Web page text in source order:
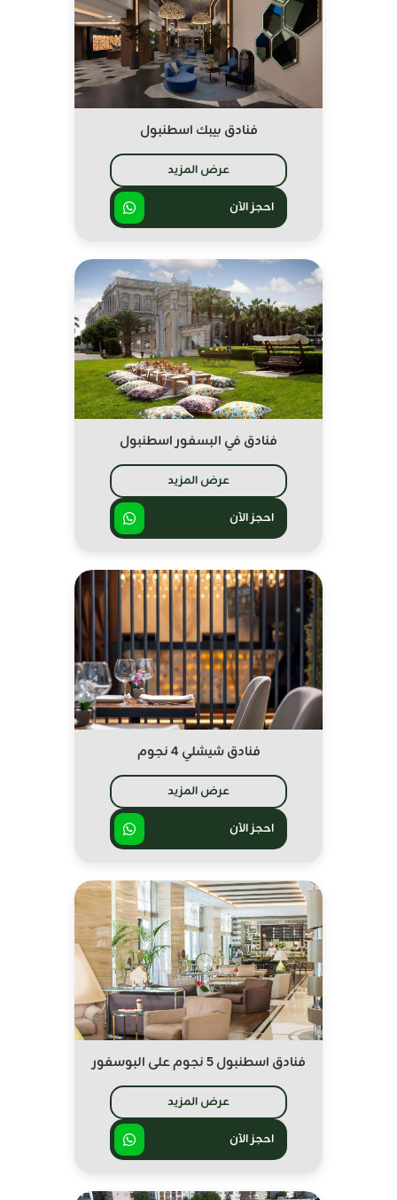
فنادق بيبك اسطنبول
عرض المزيد
احجز الآن
فنادق في البسفور اسطنبول
عرض المزيد
احجز الآن
فنادق شيشلي 4 نجوم
عرض المزيد
احجز الآن
فنادق اسطنبول 5 نجوم على البوسفور
عرض المزيد
احجز الآن